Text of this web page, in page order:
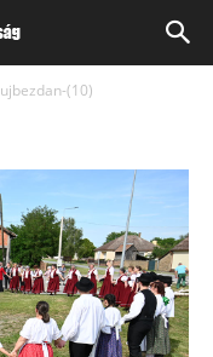
ujbezdan-(10)